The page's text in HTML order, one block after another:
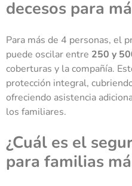
decesos para
Para más de 4 personas, el
puede oscilar entre 250 y
coberturas y la compañía.
protección integral,
ofreciendo asistencia
los familiares.
¿Cuál es el
para familias